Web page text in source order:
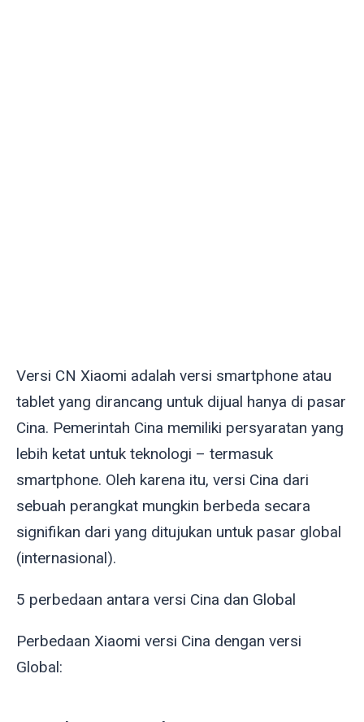
Versi CN Xiaomi adalah versi smartphone atau
tablet yang dirancang untuk dijual hanya di pasar
Cina. Pemerintah Cina memiliki persyaratan yang
lebih ketat untuk teknologi – termasuk
smartphone. Oleh karena itu, versi Cina dari
sebuah perangkat mungkin berbeda secara
signifikan dari yang ditujukan untuk pasar global
(internasional).
5 perbedaan antara versi Cina dan Global
Perbedaan Xiaomi versi Cina dengan versi
Global: